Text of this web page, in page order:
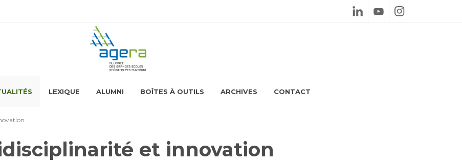
LEXIQUE ALUMNI BOÎTES À OUTILS ARCHIVES CONTACT
et innovation